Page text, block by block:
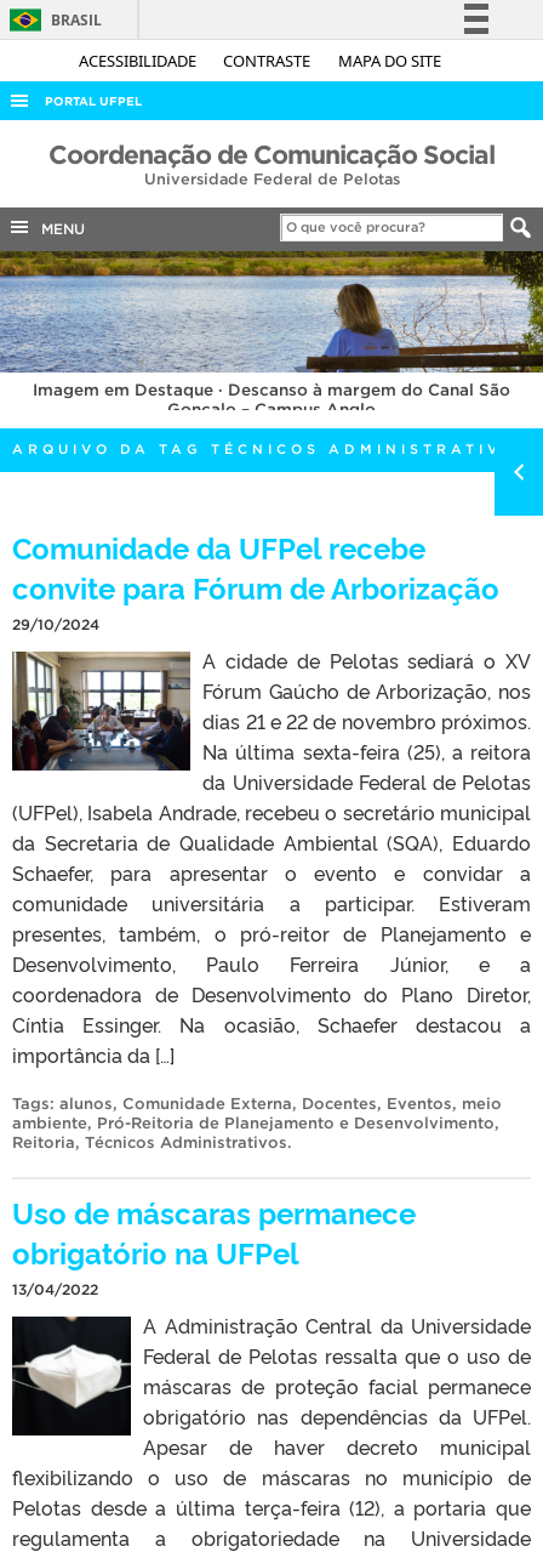
ACESSIBILIDADE CONTRASTE MAPA DO SITE
BRASIL
Simplifique!
Acesso à informação
Legislação
Canais
PORTAL UFPEL
ACESSO À INFORMAÇÃO
COBALTO
CONCURSOS
EDITAIS
INTERNACIONAL
OUVIDORIA
PORTARIAS
TELEFONES
Coordenação de Comunicação Social
Universidade Federal de Pelotas
MENU
Imagem em Destaque · Descanso à margem do Canal São
Gonçalo – Campus Anglo
ARQUIVO DA TAG TÉCNICOS ADMINISTRATIVOS
Comunidade da UFPel recebe
convite para Fórum de Arborização
29/10/2024
A cidade de Pelotas sediará o XV
Fórum Gaúcho de Arborização, nos
dias 21 e 22 de novembro próximos.
Na última sexta-feira (25), a reitora
da Universidade Federal de Pelotas
(UFPel), Isabela Andrade, recebeu o secretário municipal
da Secretaria de Qualidade Ambiental (SQA), Eduardo
Schaefer, para apresentar o evento e convidar a
comunidade universitária a participar. Estiveram
presentes, também, o pró-reitor de Planejamento e
Desenvolvimento, Paulo Ferreira Júnior, e a
coordenadora de Desenvolvimento do Plano Diretor,
Cíntia Essinger. Na ocasião, Schaefer destacou a
importância da […]
Tags: alunos, Comunidade Externa, Docentes, Eventos, meio
ambiente, Pró-Reitoria de Planejamento e Desenvolvimento,
Reitoria, Técnicos Administrativos.
Uso de máscaras permanece
obrigatório na UFPel
13/04/2022
A Administração Central da Universidade
Federal de Pelotas ressalta que o uso de
máscaras de proteção facial permanece
obrigatório nas dependências da UFPel.
Apesar de haver decreto municipal
flexibilizando o uso de máscaras no município de
Pelotas desde a última terça-feira (12), a portaria que
regulamenta a obrigatoriedade na Universidade